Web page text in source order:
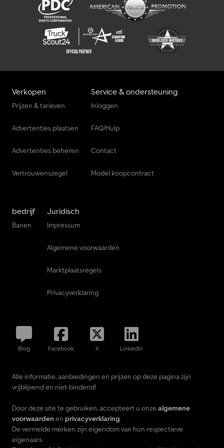
Verkopen
Prijzen & tarieven
Advertenties plaatsen
Advertenties beheren
Vertrouwenszegel
Service & ondersteuning
Inloggen
FAQ/Hulp
Contact
Model koopcontract
bedrijf
Banen
Juridisch
Impressum
Algemene voorwaarden
Marktplaatsregels
Privacyverklaring
Blog Facebook X LinkedIn
Alle informatie, aanbiedingen en prijzen op deze pagina zijn
vrijblijvend en niet-bindend!
Door deze site te gebruiken, accepteert u onze algemene
voorwaarden en privacyverklaring.
De vermelde merken zijn eigendom van hun respectieve
eigenaars.